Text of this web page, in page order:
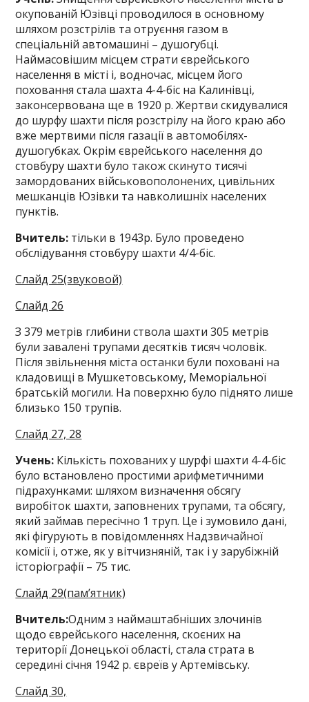
окупованій Юзівці проводилося в основному
шляхом розстрілів та отруєння газом в
спеціальній автомашині – душогубці.
Наймасовішим місцем страти єврейського
населення в місті і, водночас, місцем його
поховання стала шахта 4-4-біс на Калинівці,
законсервована ще в 1920 р. Жертви скидувалися
до шурфу шахти після розстрілу на його краю або
вже мертвими після газації в автомобілях-
душогубках. Окрім єврейського населення до
стовбуру шахти було також скинуто тисячі
замордованих військовополонених, цивільних
мешканців Юзівки та навколишніх населених
пунктів.
Вчитель: тільки в 1943р. Було проведено
обслідування стовбуру шахти 4/4-біс.
Слайд 25(звуковой)
Слайд 26
З 379 метрів глибини ствола шахти 305 метрів
були завалені трупами десятків тисяч чоловік.
Після звільнення міста останки були поховані на
кладовищі в Мушкетовському, Меморіальної
братській могили. На поверхню було піднято лише
близько 150 трупів.
Слайд 27, 28
Учень: Кількість похованих у шурфі шахти 4-4-біс
було встановлено простими арифметичними
підрахунками: шляхом визначення обсягу
виробіток шахти, заповнених трупами, та обсягу,
який займав пересічно 1 труп. Це і зумовило дані,
які фігурують в повідомленнях Надзвичайної
комісії і, отже, як у вітчизняній, так і у зарубіжній
історіографії – 75 тис.
Слайд 29(пам’ятник)
Вчитель:Одним з наймаштабніших злочинів
щодо єврейського населення, скоєних на
території Донецької області, стала страта в
середині січня 1942 р. євреїв у Артемівську.
Слайд 30,